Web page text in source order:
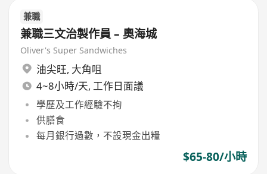
兼職
兼職三文治製作員 – 奧海城
Oliver's Super Sandwiches
油尖旺, 大角咀
4~8小時/天, 工作日面議
學歷及工作經驗不拘
供膳食
每月銀行過數，不設現金出糧
$65-80/小時